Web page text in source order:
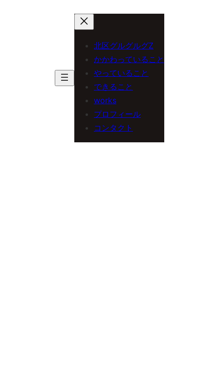
北区グルグルグZ
かかわっていること
やっていること
できること
works
プロフィール
コンタクト